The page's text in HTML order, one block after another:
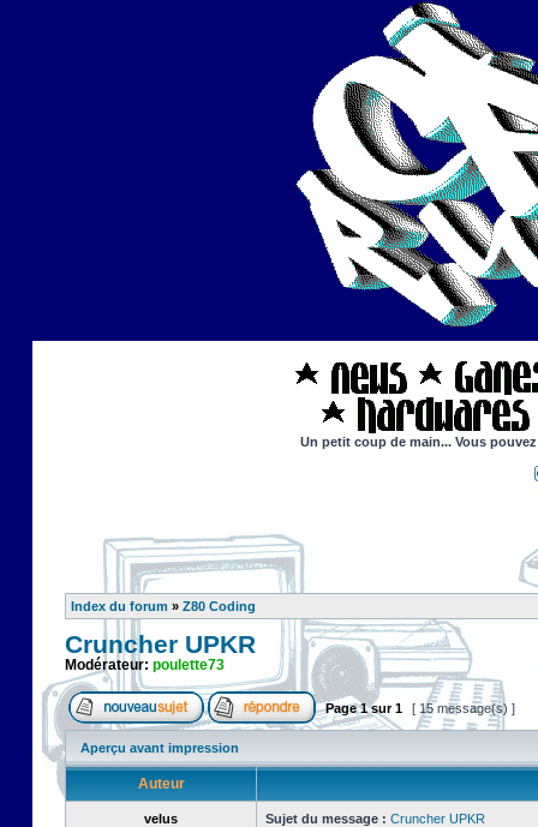
Un petit coup de main... Vous
Index du forum » Z80 Coding
Cruncher UPKR
Modérateur: poulette73
Page1sur1 [ 15 message(s) ]
Aperçu avant impression
Auteur
velus Sujet du message : Cruncher UPKR